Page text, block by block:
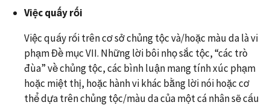
Việc quấy rối
Việc quấy rối trên cơ sở chủng tộc và/hoặc màu da là vi
phạm Đề mục VII. Những lời bôi nhọ sắc tộc, “các trò
đùa” về chủng tộc, các bình luận mang tính xúc phạm
hoặc miệt thị, hoặc hành vi khác bằng lời nói hoặc cơ
thể dựa trên chủng tộc/màu da của một cá nhân sẽ cấu